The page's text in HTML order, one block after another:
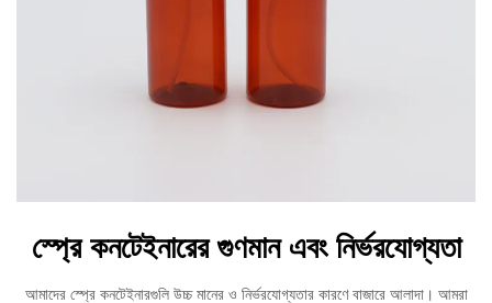
স্প্রে কনটেইনারের গুণমান এবং নির্ভরযোগ্যতা
আমাদের স্প্রে কনটেইনারগুলি উচ্চ মানের ও নির্ভরযোগ্যতার কারণে বাজারে আলাদা। আমরা